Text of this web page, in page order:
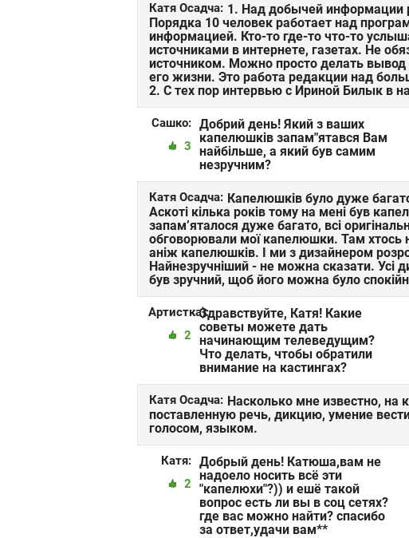
Катя Осадча: 1. Над добычей информации
Порядка 10 человек работает над
информацией. Кто-то где-то что-то
источниками в интернете, газетах. Не
источником. Можно просто делать вывод
его жизни. Это работа редакции над
2. С тех пор интервью с Ириной Билык в
Сашко:
3
Добрий день! Який з ваших
капелюшків запам"ятався Вам
найбільше, а який був самим
незручним?
Катя Осадча: Капелюшків було дуже
Аскоті кілька років тому на мені був
запам’яталося дуже багато, всі
обговорювали мої капелюшки. Там хтось
аніж капелюшків. І ми з дизайнером
Найнезручніший - не можна сказати.
був зручний, щоб його можна було
Артистка):
2
Здравствуйте, Катя! Какие
советы можете дать
начинающим телеведущим?
Что делать, чтобы обратили
внимание на кастингах?
Катя Осадча: Насколько мне известно, на
поставленную речь, дикцию, умение
голосом, языком.
Катя:
2
Добрый день! Катюша,вам не
надоело носить всё эти
"капелюхи"?)) и ешё такой
вопрос есть ли вы в соц сетях?
где вас можно найти? спасибо
за ответ,удачи вам**